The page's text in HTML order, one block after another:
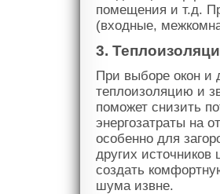
помещения и т.д.
(входные,
3.
При выборе окон и
теплоизоляцию и
поможет снизить
энергозатраты на
особенно для
других
создать
шума извне.